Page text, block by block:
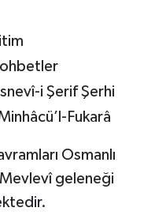
i Şerif Şerhi
Fukarâ
Osmanlı
geleneği